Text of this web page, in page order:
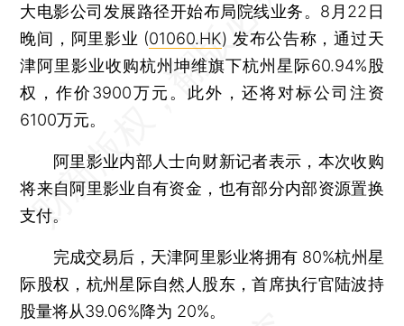
大电影公司发展路径开始布局院线业务。8月22日
晚间，阿里影业 (01060.HK) 发布公告称，通过天
津阿里影业收购杭州坤维旗下杭州星际60.94%股
权，作价3900万元。此外，还将对标公司注资
6100万元。
阿里影业内部人士向财新记者表示，本次收购
将来自阿里影业自有资金，也有部分内部资源置换
支付。
完成交易后，天津阿里影业将拥有 80%杭州星
际股权，杭州星际自然人股东，首席执行官陆波持
股量将从39.06%降为 20%。